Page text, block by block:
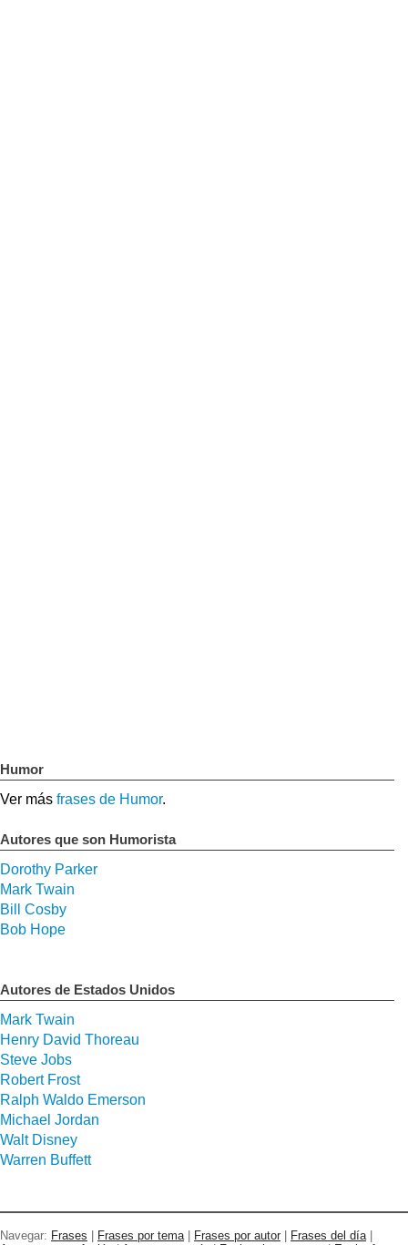
Humor
Ver más frases de Humor.
Autores que son Humorista
Dorothy Parker
Mark Twain
Bill Cosby
Bob Hope
Autores de Estados Unidos
Mark Twain
Henry David Thoreau
Steve Jobs
Robert Frost
Ralph Waldo Emerson
Michael Jordan
Walt Disney
Warren Buffett
Navegar: Frases Frases por tema| Frases por autor Frases del día|